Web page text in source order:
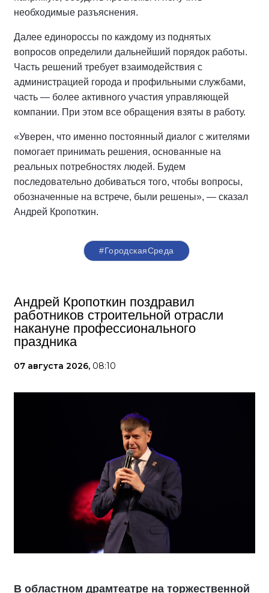
необходимые разъяснения.
Далее единороссы по каждому из поднятых
вопросов определили дальнейший порядок работы.
Часть решений требует взаимодействия с
администрацией города и профильными службами,
часть — более активного участия управляющей
компании. При этом все обращения взяты в работу.
«Уверен, что именно постоянный диалог с жителями
помогает принимать решения, основанные на
реальных потребностях людей. Будем
последовательно добиваться того, чтобы вопросы,
обозначенные на встрече, были решены», — сказал
Андрей Кропоткин.
#ГородскаяСреда
Андрей Кропоткин поздравил
работников строительной отрасли
накануне профессионального
праздника
07 августа 2026, 08:10
В областном драмтеатре на торжественной